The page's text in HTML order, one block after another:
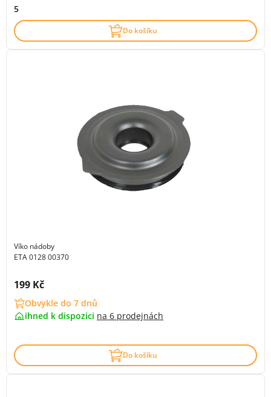
5
Do košíku
Víko nádoby
ETA 0128 00370
Cena s DPH:
199 Kč
Obvykle do 7 dnů
ihned k dispozici na 6 prodejnách
Do košíku